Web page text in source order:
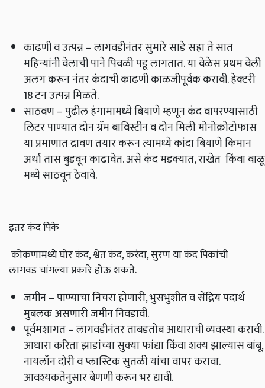
काढणी व उत्पन्न – लागवडीनंतर सुमारे साडे सहा ते सात
महिन्यांनी वेलाची पाने पिवळी पडू लागतात. या वेळेस प्रथम वेली
अलग करून नंतर कंदाची काढणी काळजीपूर्वक करावी. हेक्‍टरी
18 टन उत्पन्न मिळते.
साठवण – पुढील हंगामामध्ये बियाणे म्हणून कंद वापरण्यासाठी
लिटर पाण्यात दोन ग्रॅम बाविस्टीन व दोन मिली मोनोक्रोटोफास
या प्रमाणात द्रावण तयार करून त्यामध्ये कांदा बियाणे किमान
अर्धा तास बुडवून काढावेत. असे कंद मडक्यात, राखेत किंवा वाळू
मध्ये साठवून ठेवावे.
इतर कंद पिके
कोकणामध्ये घोर कंद, श्वेत कंद, करंदा, सुरण या कंद पिकांची
लागवड चांगल्या प्रकारे होऊ शकते.
जमीन – पाण्याचा निचरा होणारी, भुसभुशीत व सेंद्रिय पदार्थ
मुबलक असणारी जमीन निवडावी.
पूर्वमशागत – लागवडीनंतर ताबडतोब आधाराची व्यवस्था करावी.
आधारा करिता झाडांच्या सुक्या फांद्या किंवा शक्य झाल्यास बांबू,
नायलॉन दोरी व प्लास्टिक सुतळी यांचा वापर करावा.
आवश्यकतेनुसार बेणणी करून भर द्यावी.